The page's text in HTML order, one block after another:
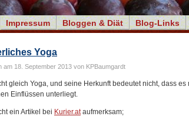
Impressum Bloggen & Diät Blog-Links
Yoga
am 18. September 2013 von KPBaumgardt
gleich Yoga, und seine Herkunft bedeutet nicht, dass es
Einflüssen unterliegt.
ein Artikel bei Kurier.ataufmerksam;